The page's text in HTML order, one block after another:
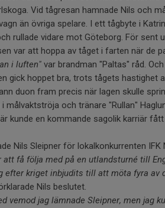
Vid tågresan hamnade Nils och
än övriga spelare. I ett tågbyte i
rullade vidare mot Göteborg. För sent
var att hoppa av tåget i farten när de
i luften" var brandman "Paltas" råd.
gick hoppet bra, trots tågets hastighet
duon fram precis när lagen skulle
målvaktströja och tränare "Rullan"
kunde en kommande sagolik karriär
Nils Sleipner för lokalkonkurrenten IFK
att få följa med på en utlandsturné till
efter kriget inbjudits till att möta fyra av
Nils beslutet.
vemod jag lämnade Sleipner, men jag